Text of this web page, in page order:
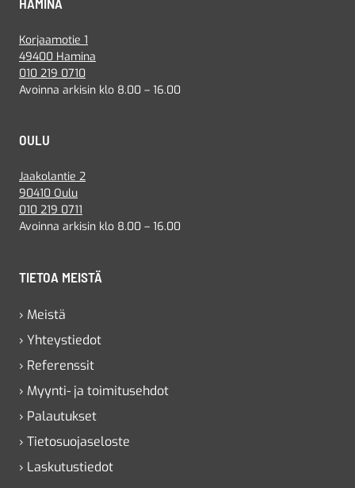
Korjaamotie 1
49400 Hamina
010 219 0710
Avoinna arkisin klo 8.00 – 16.00
OULU
Jaakolantie 2
90410 Oulu
010 219 0711
Avoinna arkisin klo 8.00 – 16.00
TIETOA MEISTÄ
› Meistä
› Yhteystiedot
› Referenssit
› Myynti- ja toimitusehdot
› Palautukset
› Tietosuojaseloste
› Laskutustiedot